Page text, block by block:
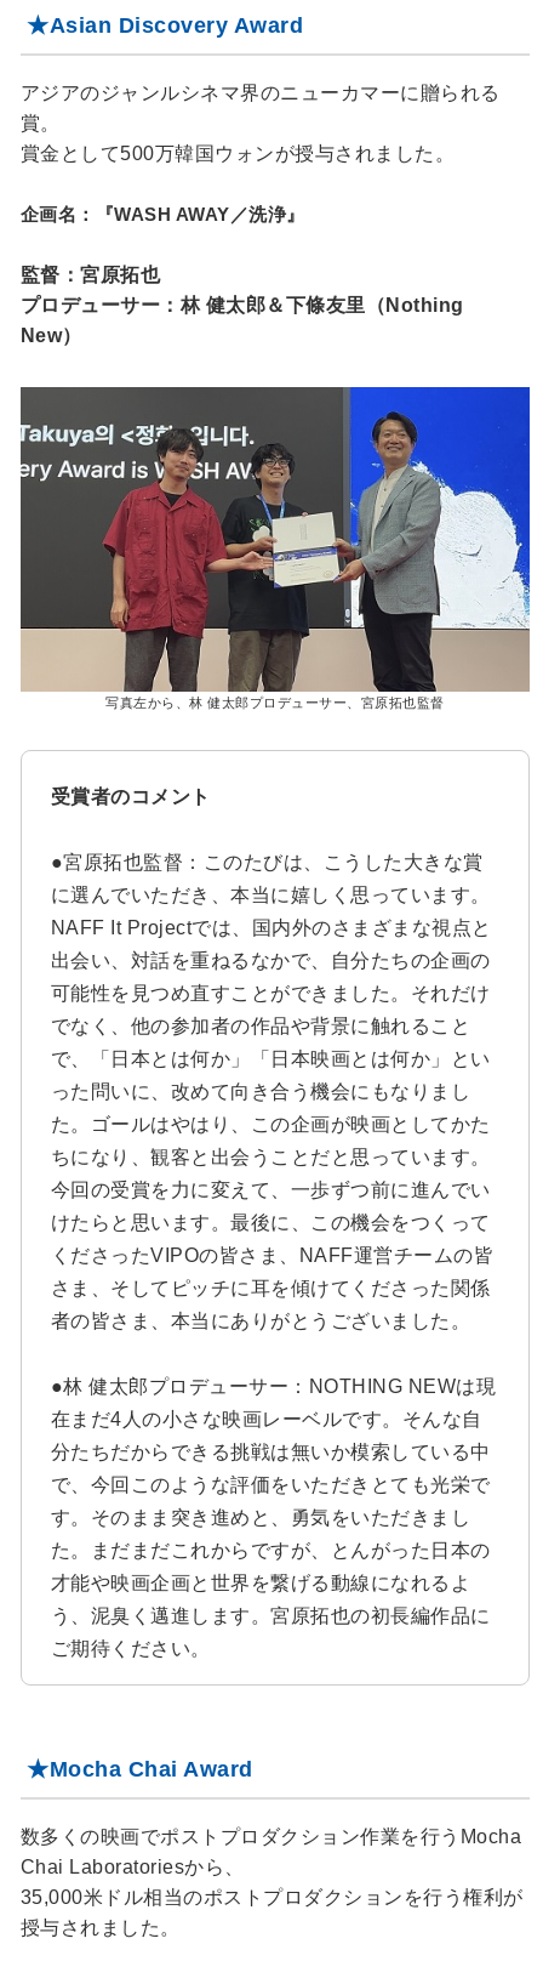
★Asian Discovery Award
アジアのジャンルシネマ界のニューカマーに贈られる
賞。
賞金として500万韓国ウォンが授与されました。
企画名：『WASH AWAY／洗浄』
監督：宮原拓也
プロデューサー：林 健太郎＆下條友里（Nothing
New）
写真左から、林 健太郎プロデューサー、宮原拓也監督
受賞者のコメント
●宮原拓也監督：このたびは、こうした大きな賞
に選んでいただき、本当に嬉しく思っています。
NAFF It Projectでは、国内外のさまざまな視点と
出会い、対話を重ねるなかで、自分たちの企画の
可能性を見つめ直すことができました。それだけ
でなく、他の参加者の作品や背景に触れること
で、「日本とは何か」「日本映画とは何か」とい
った問いに、改めて向き合う機会にもなりまし
た。ゴールはやはり、この企画が映画としてかた
ちになり、観客と出会うことだと思っています。
今回の受賞を力に変えて、一歩ずつ前に進んでい
けたらと思います。最後に、この機会をつくって
くださったVIPOの皆さま、NAFF運営チームの皆
さま、そしてピッチに耳を傾けてくださった関係
者の皆さま、本当にありがとうございました。
●林 健太郎プロデューサー：NOTHING NEWは現
在まだ4人の小さな映画レーベルです。そんな自
分たちだからできる挑戦は無いか模索している中
で、今回このような評価をいただきとても光栄で
す。そのまま突き進めと、勇気をいただきまし
た。まだまだこれからですが、とんがった日本の
才能や映画企画と世界を繋げる動線になれるよ
う、泥臭く邁進します。宮原拓也の初長編作品に
ご期待ください。
★Mocha Chai Award
数多くの映画でポストプロダクション作業を行うMocha
Chai Laboratoriesから、
35,000米ドル相当のポストプロダクションを行う権利が
授与されました。